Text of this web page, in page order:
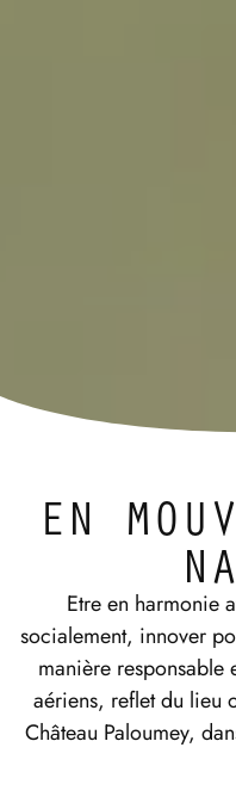
EN
Etre en harmonie
socialement, innover
manière responsable
aériens, reflet du lieu
Château Paloumey,